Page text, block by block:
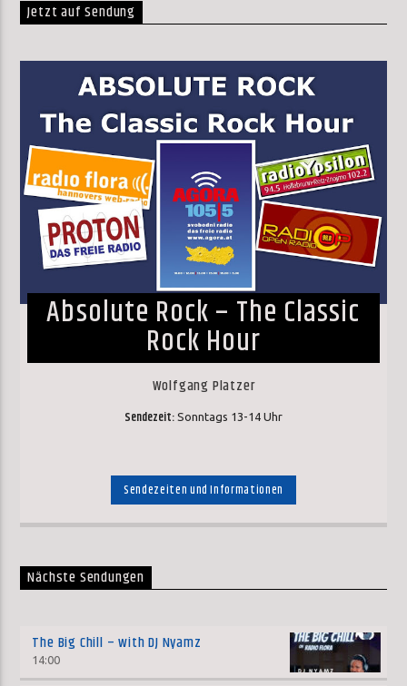
Jetzt auf Sendung
Absolute Rock – The Classic
Rock Hour
Wolfgang Platzer
Sendezeit: Sonntags 13-14 Uhr
Sendezeiten und Informationen
Nächste Sendungen
The Big Chill – with DJ Nyamz
14:00